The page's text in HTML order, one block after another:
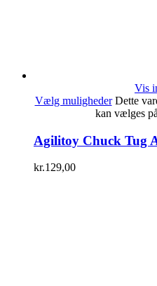
Vis
Vælg muligheder Dette
kan vælges
Agilitoy Chuck Tug
kr.129,00